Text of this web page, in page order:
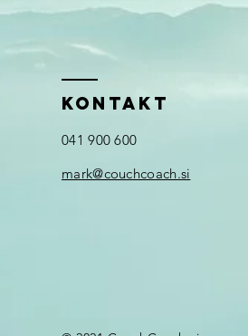
KONTAKT
041 900 600
mark@couchcoach.si